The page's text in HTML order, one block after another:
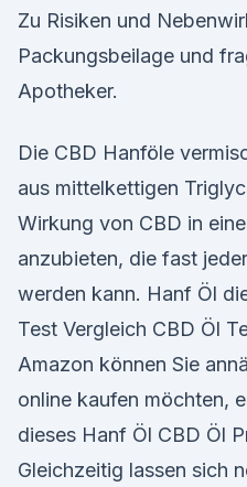
Zu Risiken und
Packungsbeilage und
Apotheker.
Die CBD Hanföle
aus mittelkettigen
Wirkung von CBD in
anzubieten, die fast
werden kann. Hanf Öl
Test Vergleich CBD Öl
Amazon können Sie
online kaufen möchten,
dieses Hanf Öl CBD Öl
Gleichzeitig lassen sich